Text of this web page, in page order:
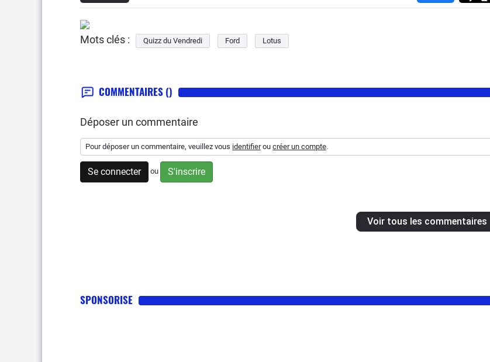
Mots clés : Quizz du Vendredi Ford Lotus
COMMENTAIRES ()
Déposer un commentaire
Pour déposer un commentaire, veuillez vous identifierou créer un compte.
Se connecter ou S'inscrire
Voir tous les commentaires
SPONSORISE